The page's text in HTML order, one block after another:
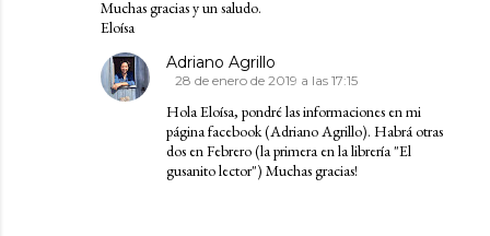
Muchas gracias y un saludo.
Eloísa
Adriano Agrillo
28 de enero de 2019 a las 17:15
Hola Eloísa, pondré las informaciones en mi
página facebook (Adriano Agrillo). Habrá otras
dos en Febrero (la primera en la librería "El
gusanito lector") Muchas gracias!